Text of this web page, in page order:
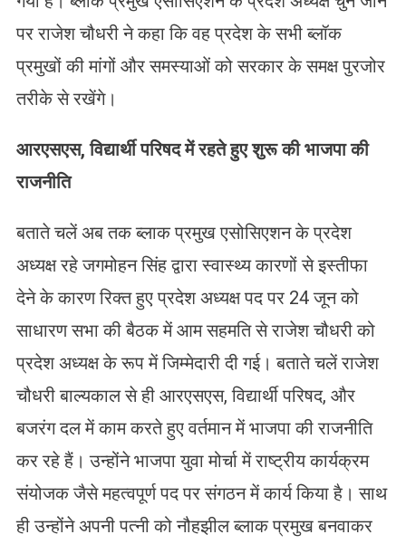
पर राजेश चौधरी ने कहा कि वह प्रदेश के सभी ब्लॉक
प्रमुखों की मांगों और समस्याओं को सरकार के समक्ष पुरजोर
तरीके से रखेंगे।
आरएसएस,विद्यार्थी परिषद में रहते हुए शुरू की भाजपा की
राजनीति
बताते चलें अब तक ब्लाक प्रमुख एसोसिएशन के प्रदेश
अध्यक्ष रहे जगमोहन सिंह द्वारा स्वास्थ्य कारणों से इस्तीफा
देने के कारण रिक्त हुए प्रदेश अध्यक्ष पद पर 24 जून को
साधारण सभा की बैठक में आम सहमति से राजेश चौधरी को
प्रदेश अध्यक्ष के रूप में जिम्मेदारी दी गई। बताते चलें राजेश
चौधरी बाल्यकाल से ही आरएसएस, विद्यार्थी परिषद, और
बजरंग दल में काम करते हुए वर्तमान में भाजपा की राजनीति
कर रहे हैं। उन्होंने भाजपा युवा मोर्चा में राष्ट्रीय कार्यक्रम
संयोजक जैसे महत्वपूर्ण पद पर संगठन में कार्य किया है। साथ
ही उन्होंने अपनी पत्नी को नौहझील ब्लाक प्रमुख बनवाकर